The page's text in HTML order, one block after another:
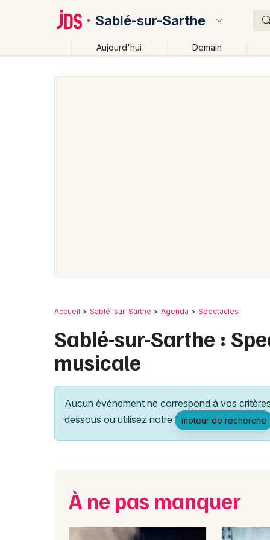
Sablé-sur-Sarthe
Aujourd'hui Demain
Accueil Sablé-sur-Sarthe Agenda Spectacles
Sablé-sur-Sarthe :
musicale
Aucun événement ne correspond à vos
dessous ou utilisez notre
moteur de recherche
À ne pas manquer